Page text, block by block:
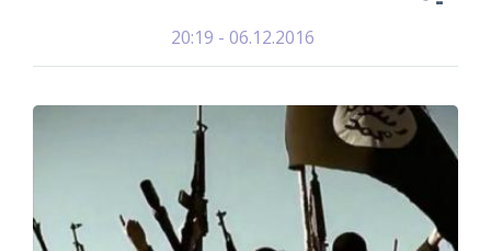
06.12.2016 - 20:19